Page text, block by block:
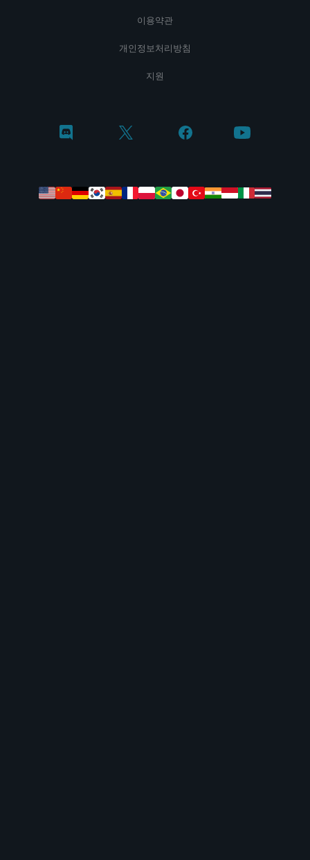
이용약관
개인정보처리방침
지원